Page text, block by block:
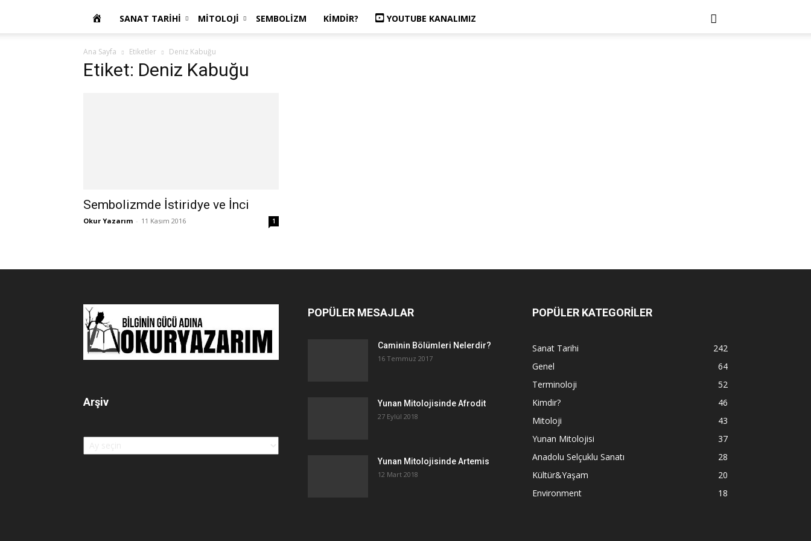
OKUR
YAZARIM
SANAT TARIHI MITOLOJI SEMBOLIZM KIMDIR? YOUTUBE KANALIMIZ
Ana Sayfa Etiketler Deniz Kabuğu
Etiket: Deniz Kabuğu
Sembolizmde İstiridye ve İnci
Okur Yazarım - 11 Kasım 2016 1
Arşiv
Arşiv
POPÜLER MESAJLAR
Caminin Bölümleri Nelerdir?
16 Temmuz 2017
Yunan Mitolojisinde Afrodit
27 Eylül 2018
Yunan Mitolojisinde Artemis
12 Mart 2018
POPÜLER KATEGORİLER
Sanat Tarihi
242
Genel
64
Terminoloji
52
Kimdir?
46
Mitoloji
43
Yunan Mitolojisi
37
Anadolu Selçuklu Sanatı
28
Kültür&Yaşam
20
Environment
18